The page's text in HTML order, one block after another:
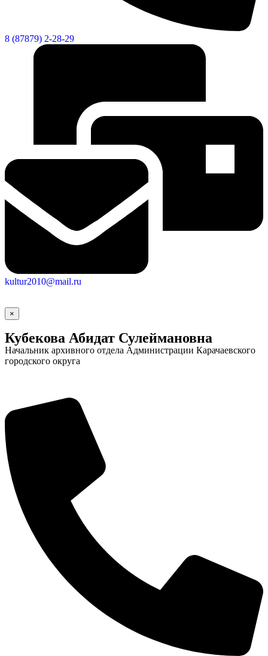
8 (87879) 2-28-29
kultur2010@mail.ru
×
Кубекова Абидат Сулеймановна
Начальник архивного отдела Администрации Карачаевского
городского округа